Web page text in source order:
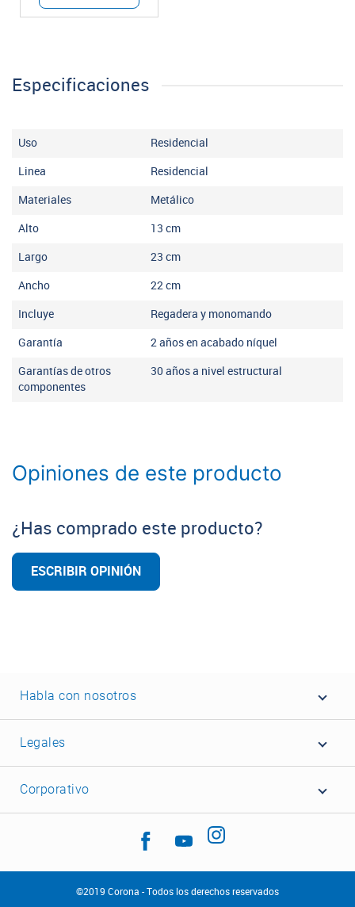
Especificaciones
Uso Residencial
Linea Residencial
Materiales Metálico
Alto 13 cm
Largo 23 cm
Ancho 22cm
Incluye Regadera y monomando
Garantía 2 años en acabado níquel
Garantías de otros
componentes
30 años a nivel estructural
Opiniones de este producto
¿Has comprado este producto?
ESCRIBIR OPINIÓN
Habla con nosotros
Legales
Corporativo
©2019 Corona - Todos los derechos reservados